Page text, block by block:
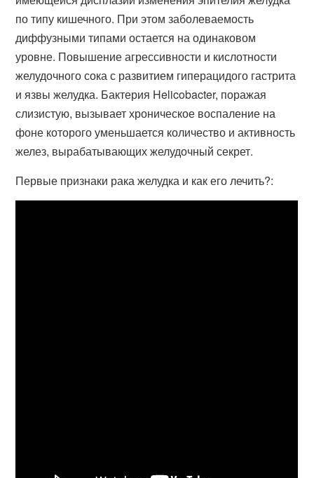
по типу кишечного. При этом заболеваемость
диффузными типами остается на одинаковом
уровне. Повышение агрессивности и кислотности
желудочного сока с развитием гиперацидого гастрита
и язвы желудка. Бактерия Helicobacter, поражая
слизистую, вызывает хроническое воспаление на
фоне которого уменьшается количество и активность
желез, вырабатывающих желудочный секрет.
Первые признаки рака желудка и как его лечить?: